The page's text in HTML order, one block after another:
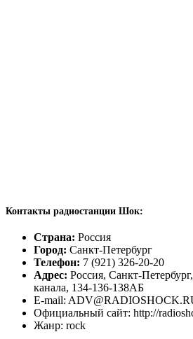
Контакты радиостанции Шок:
Страна: Россия
Город: Санкт-Петербург
Телефон: 7 (921) 326-20-20
Адрес: Россия, Санкт-
канала, 134-136-138АБ
E-mail:
Официальный сайт: http://
Жанр: rock